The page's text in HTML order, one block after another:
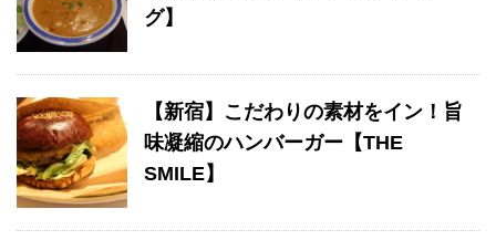
グ】
【新宿】こだわりの素材をイン！旨
味凝縮のハンバーガー【THE
SMILE】